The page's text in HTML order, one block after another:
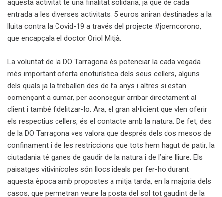
aquesta activitat té una finalitat solidària, ja que de cada
entrada a les diverses activitats, 5 euros aniran destinades a la
lluita contra la Covid-19 a través del projecte #joemcorono,
que encapçala el doctor Oriol Mitjà.
La voluntat de la DO Tarragona és potenciar la cada vegada
més important oferta enoturística dels seus cellers, alguns
dels quals ja la treballen des de fa anys i altres si estan
començant a sumar, per aconseguir arribar directament al
client i també fidelitzar-lo. Ara, el gran al•licient que vlen oferir
els respectius cellers, és el contacte amb la natura. De fet, des
de la DO Tarragona «es valora que després dels dos mesos de
confinament i de les restriccions que tots hem hagut de patir, la
ciutadania té ganes de gaudir de la natura i de l’aire lliure. Els
paisatges vitivinícoles són llocs ideals per fer-ho durant
aquesta època amb propostes a mitja tarda, en la majoria dels
casos, que permetran veure la posta del sol tot gaudint de la